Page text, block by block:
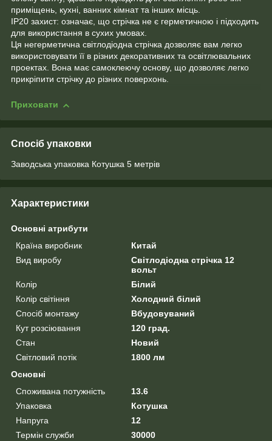
приміщень, кухні, ванних кімнат та інших місць.
ІР20 захист: означає, що стрічка не є герметичною і підходить
для використання в сухих умовах.
Ця негерметична світлодіодна стрічка дозволяє вам легко
використовувати її в різних декоративних та освітлювальних
проектах. Вона має самоклеючу основу, що дозволяє легко
прикріпити стрічку до різних поверхонь.
Приховати
Спосіб упаковки
Заводська упаковка Котушка 5 метрів
Характеристики
Основні атрибути
Країна виробник
Китай
Вид виробу
Світлодіодна стрічка 12
вольт
Колір
Білий
Колір світіння
Холодний білий
Спосіб монтажу
Вбудовуваний
Кут розсіювання
120 град.
Стан
Новий
Світловий потік
1800 лм
Основні
Споживана потужність
13.6
Упаковка
Котушка
Напруга
12
Термін служби
30000